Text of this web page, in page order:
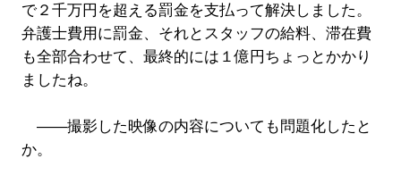
で２千万円を超える罰金を支払って解決しました。
弁護士費用に罰金、それとスタッフの給料、滞在費
も全部合わせて、最終的には１億円ちょっとかかり
ましたね。
――撮影した映像の内容についても問題化したと
か。